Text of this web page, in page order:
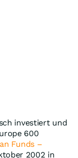
investiert und
600
Funds ­–
2002 in